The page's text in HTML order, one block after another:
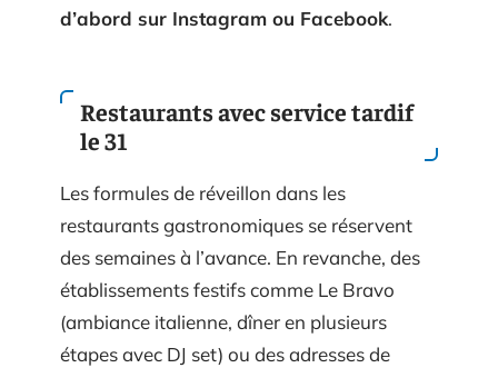
d’abord sur Instagram ou Facebook.
Restaurants avec service tardif
le 31
Les formules de réveillon dans les
restaurants gastronomiques se réservent
des semaines à l’avance. En revanche, des
établissements festifs comme Le Bravo
(ambiance italienne, dîner en plusieurs
étapes avec DJ set) ou des adresses de